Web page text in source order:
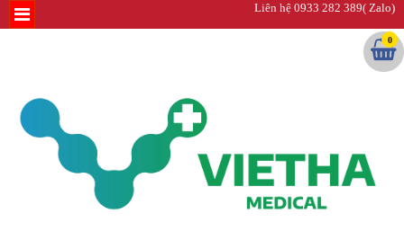
Liên hệ 0933 282 389( Zalo)
0